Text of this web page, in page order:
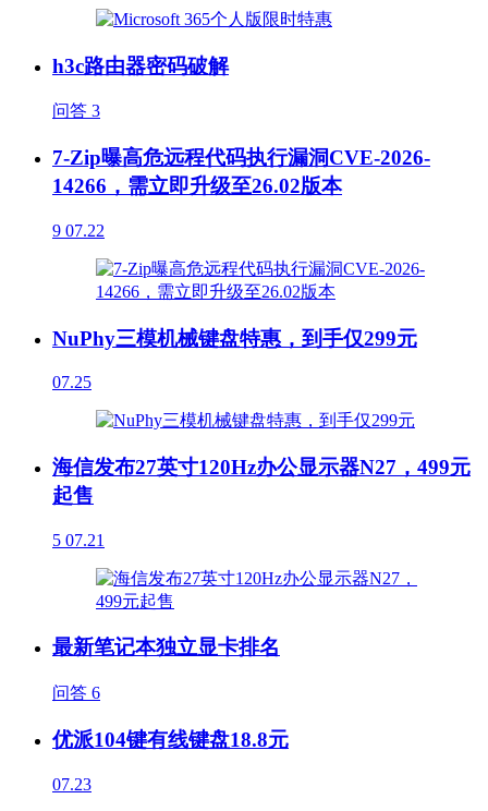
h3c路由器密码破解
问答 3
7-Zip曝高危远程代码执行漏洞CVE-2026-
14266，需立即升级至26.02版本
9 07.22
NuPhy三模机械键盘特惠，到手仅299元
07.25
海信发布27英寸120Hz办公显示器N27，499元
起售
5 07.21
最新笔记本独立显卡排名
问答 6
优派104键有线键盘18.8元
07.23